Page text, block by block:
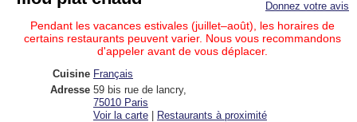
Donnez votre avis
Pendant les vacances estivales (juillet–août), les horaires de
certains restaurants peuvent varier. Nous vous recommandons
d'appeler avant de vous déplacer.
Cuisine Français
Adresse 59 bis rue de lancry,
75010 Paris
Voir la carte
Restaurants à proximité